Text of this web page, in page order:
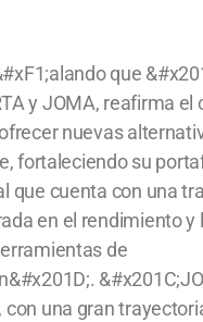
que
y JOMA, reafirma
nuevas
fortaleciendo su
que cuenta con una
en el rendimiento y
de
con una gran